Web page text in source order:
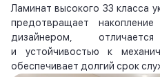
Ламинат высокого 33 класса
предотвращает
дизайнером,
и устойчивостью к
обеспечивает долгий срок